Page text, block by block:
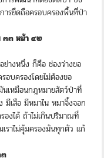
ารยึดถือครอบครองพื้นที่ป่า
๓๓ หน้า ๔๒
างหนึ่ง ก็คือ ช่องว่างขอ
บครองโดยไม่ต้องขอ
นเหมือนกฎหมายสัตว์ป่าที่
เสือ มีหมาไน หมาจิ้งจอก
องได้ ถ้าไม่เกินปริมาณที่
เราไม่คุ้มครองมันทุกตัว แก้